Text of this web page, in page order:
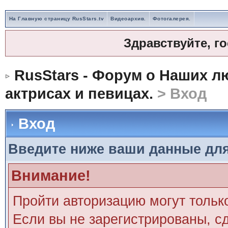
На Главную страницу RusStars.tv Видеоархив. Фотогалерея.
Здравствуйте,
RusStars - Форум о Наших
актрисах и певицах. > Вход
Вход
Введите ниже ваши данные
Внимание!
Пройти авторизацию могут
Если вы не зарегистрированы,